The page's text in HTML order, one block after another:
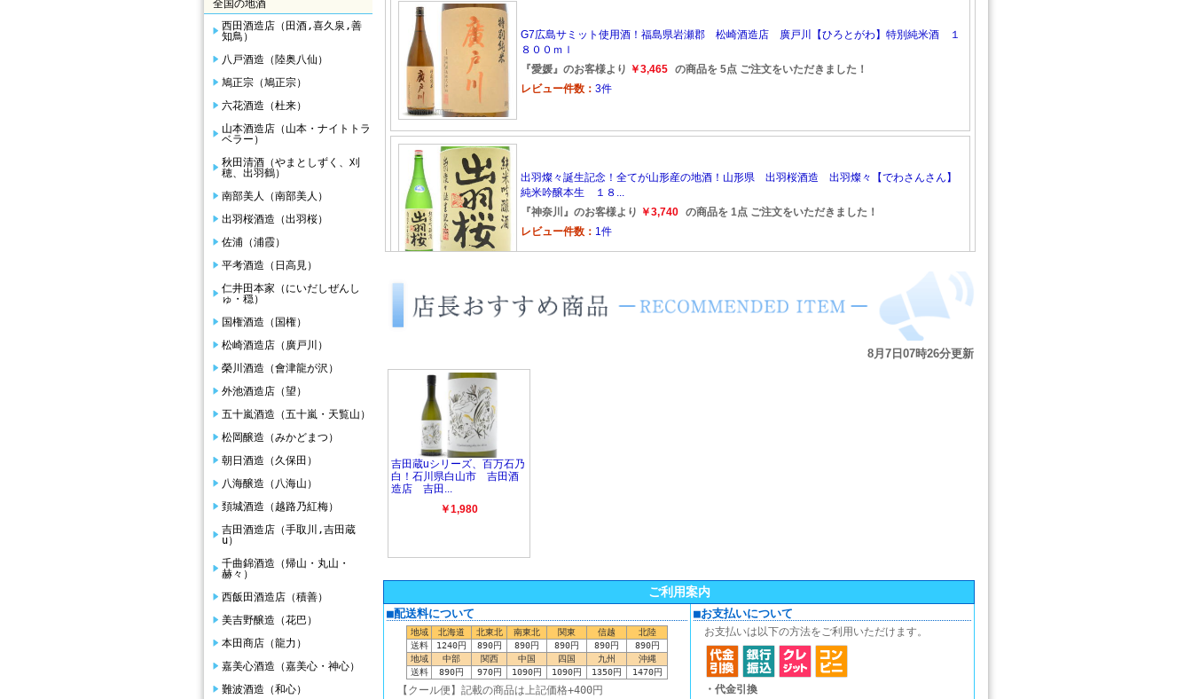
全国の地酒
西田酒造店（田酒,喜久泉,善
知鳥）
八戸酒造（陸奥八仙）
鳩正宗（鳩正宗）
六花酒造（杜来）
山本酒造店（山本・ナイトトラ
ベラー）
秋田清酒（やまとしずく、刈
穂、出羽鶴）
南部美人（南部美人）
出羽桜酒造（出羽桜）
佐浦（浦霞）
平考酒造（日高見）
仁井田本家（にいだしぜんし
ゅ・穏）
国権酒造（国権）
松崎酒造店（廣戸川）
榮川酒造（會津龍が沢）
外池酒造店（望）
五十嵐酒造（五十嵐・天覧山）
松岡醸造（みかどまつ）
朝日酒造（久保田）
八海醸造（八海山）
頚城酒造（越路乃紅梅）
吉田酒造店（手取川,吉田蔵
u）
千曲錦酒造（帰山・丸山・
赫々）
西飯田酒造店（積善）
美吉野醸造（花巴）
本田商店（龍力）
嘉美心酒造（嘉美心・神心）
難波酒造（和心）
ご利用案内
■配送料について
地域 北海道 北東北 南東北 関東 信越
北陸
送料
1240円 890円 890円 890円 890円
890円
地域
中部 関西 中国 四国 九州
沖縄
送料
890円 970円 1090円 1090円 1350円 1470円
【クール便】記載の商品は上記価格+400円
■お支払いについて
お支払いは以下の方法をご利用いただけます。
・代金引換